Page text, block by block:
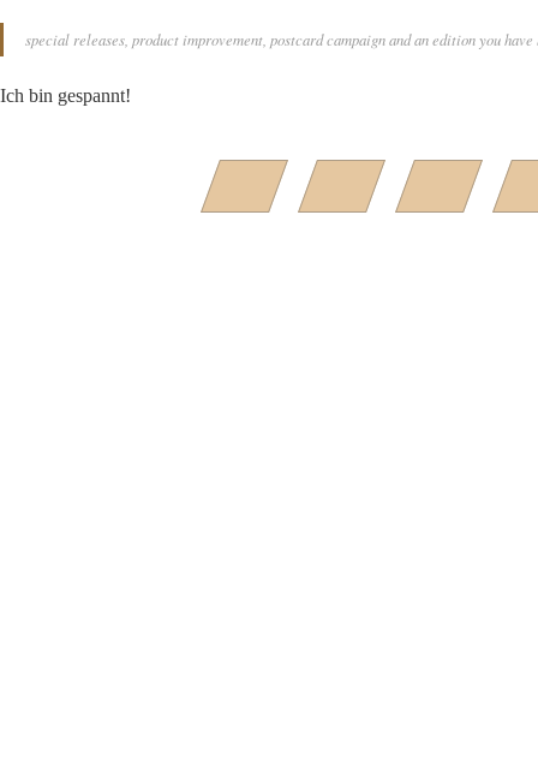
special releases, product improvement, postcard campaign and an edition you have
Ich bin gespannt!